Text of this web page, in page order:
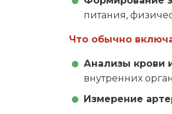
питания,
Что обычно
Анализы крови
внутренних
Измерение